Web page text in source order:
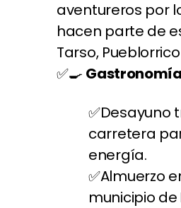
aventureros por
hacen parte de
Tarso,
🍳
Desayuno
carretera
energía.
Almuerzo
municipio de